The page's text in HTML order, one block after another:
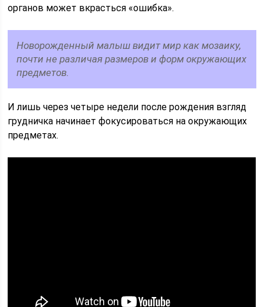
органов может вкрасться «ошибка».
Новорожденный малыш видит мир как мозаику,
почти не различая размеров и форм окружающих
предметов.
И лишь через четыре недели после рождения взгляд
грудничка начинает фокусироваться на окружающих
предметах.